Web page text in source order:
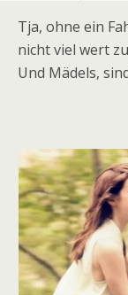
Tja, ohne ein
nicht viel wert
Und Mädels,